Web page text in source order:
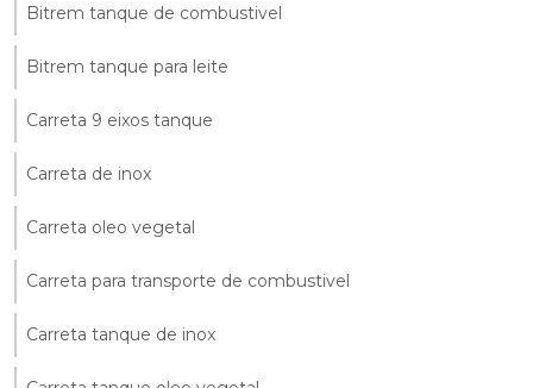
Bitrem tanque de combustivel
Bitrem tanque para leite
Carreta 9 eixos tanque
Carreta de inox
Carreta oleo vegetal
Carreta para transporte de combustivel
Carreta tanque de inox